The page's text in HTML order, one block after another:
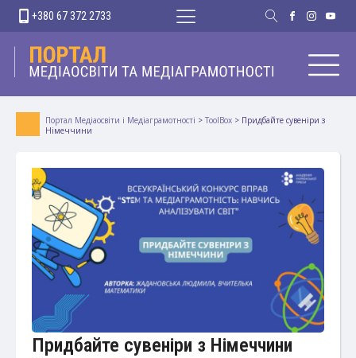
+380 67 372 2733
Портал Медіаосвіти і Медіаграмотності > ToolBox > Придбайте сувеніри з
Німеччини
Придбайте сувеніри з Німеччини